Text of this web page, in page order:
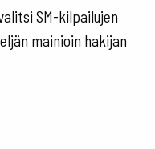
SM-kilpailujen
mainioin hakijan